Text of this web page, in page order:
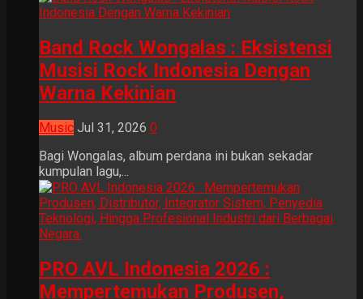
Band Rock Wongalas : Eksistensi
Musisi Rock Indonesia Dengan
Warna Kekinian
Music Jul 31, 2026 0
Bagi Wongalas, album perdana ini bukan sekadar
kumpulan lagu,...
PRO AVL Indonesia 2026 :
Mempertemukan Produsen,